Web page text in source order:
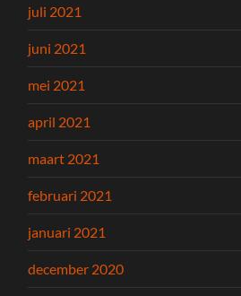
juli 2021
juni 2021
mei 2021
april 2021
maart 2021
februari 2021
januari 2021
december 2020